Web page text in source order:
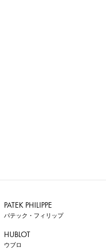
PATEK PHILIPPE
パテック・フィリップ
HUBLOT
ウブロ